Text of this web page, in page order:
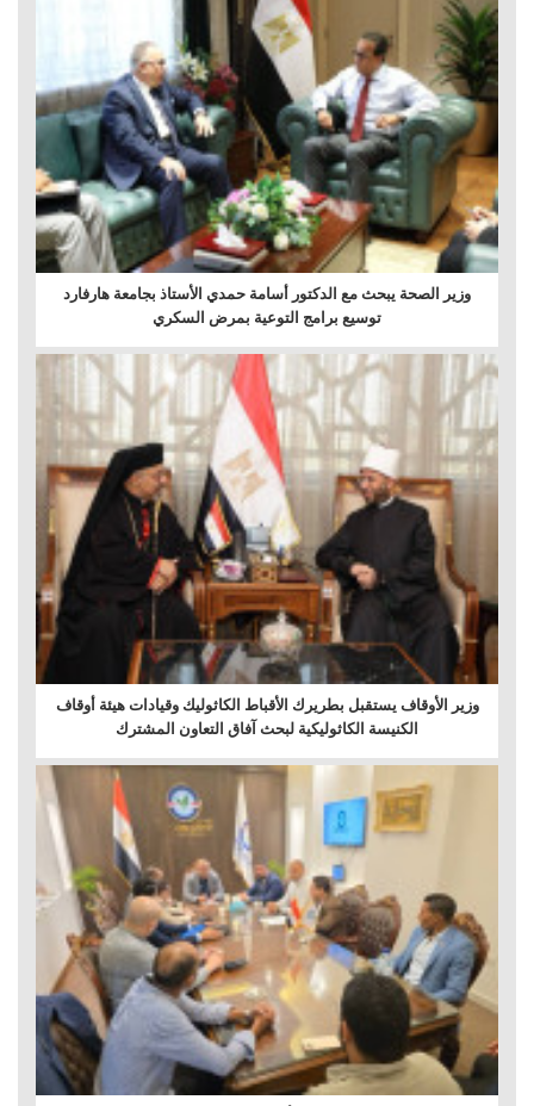
وزير الصحة يبحث مع الدكتور أسامة حمدي الأستاذ بجامعة هارفارد
توسيع برامج التوعية بمرض السكري
وزير الأوقاف يستقبل بطريرك الأقباط الكاثوليك وقيادات هيئة أوقاف
الكنيسة الكاثوليكية لبحث آفاق التعاون المشترك